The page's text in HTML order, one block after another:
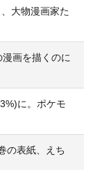
大物漫画家た
画を描くのに
に。ポケモ
の表紙、えち